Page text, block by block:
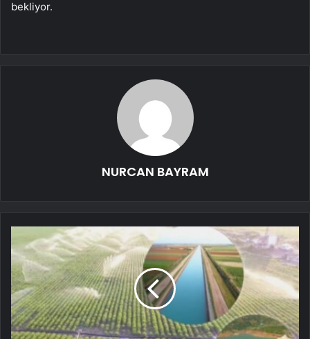
bekliyor.
NURCAN BAYRAM